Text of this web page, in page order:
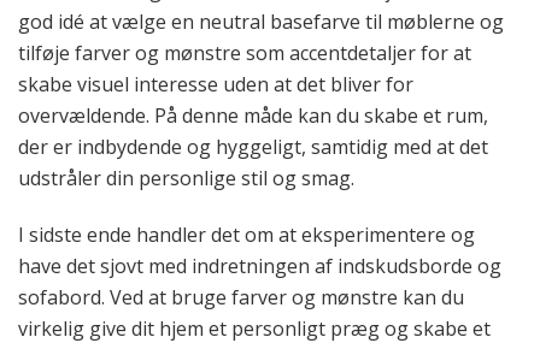
god idé at vælge en neutral basefarve til møblerne og
tilføje farver og mønstre som accentdetaljer for at
skabe visuel interesse uden at det bliver for
overvældende. På denne måde kan du skabe et rum,
der er indbydende og hyggeligt, samtidig med at det
udstråler din personlige stil og smag.
I sidste ende handler det om at eksperimentere og
have det sjovt med indretningen af indskudsborde og
sofabord. Ved at bruge farver og mønstre kan du
virkelig give dit hjem et personligt præg og skabe et